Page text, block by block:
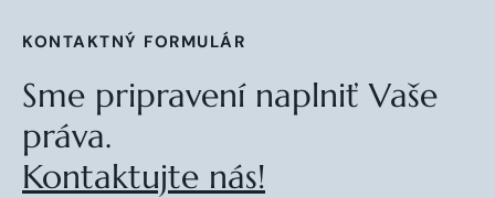
KONTAKTNÝ FORMULÁR
Sme pripravení naplniť Vaše
práva.
Kontaktujte nás!